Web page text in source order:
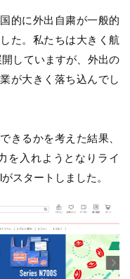
的に外出自粛が一般的
た。私たちは大きく航
していますが、外出の
が大きく落ち込んでし
きるかを考えた結果、
を入れようとなりライ
スタートしました。